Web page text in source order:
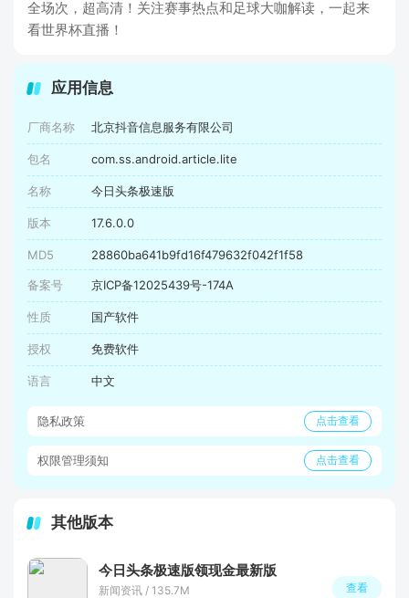
全场次，超高清！关注赛事热点和足球大咖解读，一起来
看世界杯直播！
应用信息
厂商名称 北京抖音信息服务有限公司
包名 com.ss.android.article.lite
名称 今日头条极速版
版本 17.6.0.0
MD5 28860ba641b9fd16f479632f042f1f58
备案号 京ICP备12025439号-174A
性质 国产软件
授权 免费软件
语言 中文
隐私政策 点击查看
权限管理须知 点击查看
其他版本
今日头条极速版领现金最新版
新闻资讯 / 135.7M
查看